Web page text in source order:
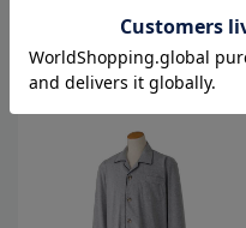
ギフト／プレゼント【CF】
価格 4,378 円 （税込）